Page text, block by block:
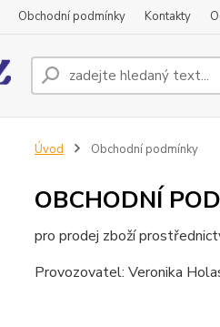
Obchodní podmínky Kontakty
Úvod Obchodní podmínky
OBCHODNÍ
pro prodej zboží
Provozovatel: Veronika